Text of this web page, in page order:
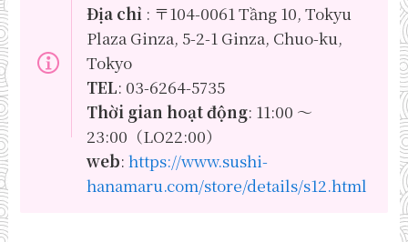
Địa chỉ : 〒104-0061 Tầng 10, Tokyu
Plaza Ginza, 5-2-1 Ginza, Chuo-ku,
Tokyo
TEL: 03-6264-5735
Thời gian hoạt động: 11:00 ～
23:00（LO22:00）
web: https://www.sushi-
hanamaru.com/store/details/s12.html